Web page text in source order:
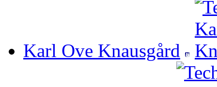
Karl Ove Knausgård